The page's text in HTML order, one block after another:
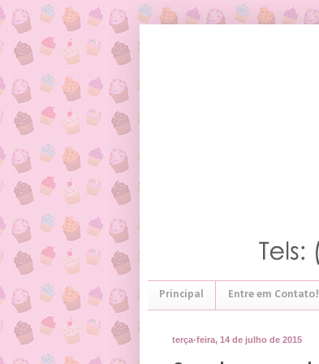
Principal Entre em Contato!
terça-feira, 14 de julho de 2015